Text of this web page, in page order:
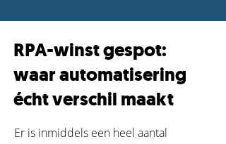
RPA-winst gespot:
waar automatisering
écht verschil maakt
Er is inmiddels een heel aantal